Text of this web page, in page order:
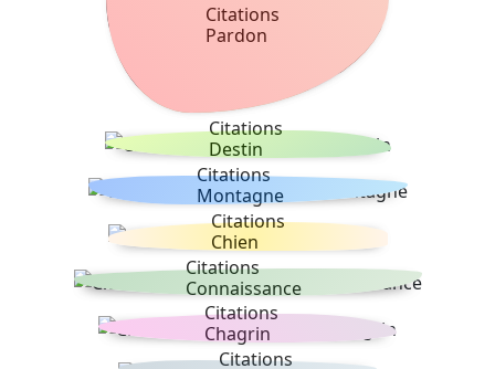
Citations
Pardon
Citations
Destin
Citations
Montagne
Citations
Chien
Citations
Connaissance
Citations
Chagrin
Citations